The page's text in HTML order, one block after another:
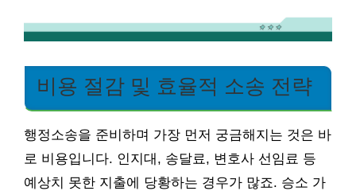
비용 절감 및 효율적 소송 전략
행정소송을 준비하며 가장 먼저 궁금해지는 것은 바
로 비용입니다. 인지대, 송달료, 변호사 선임료 등
예상치 못한 지출에 당황하는 경우가 많죠. 승소 가